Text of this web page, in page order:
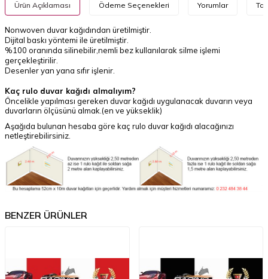
Ürün Açıklaması Ödeme Seçenekleri Yorumlar
Nonwoven duvar kağıdından üretilmiştir.
Dijital baskı yöntemi ile üretilmiştir.
%100 oranında silinebilir,nemli bez kullanılarak silme işlemi
gerçekleştirilir.
Desenler yan yana sıfır işlenir.
Kaç rulo duvar kağıdı almalıyım?
Öncelikle yapılması gereken duvar kağıdı uygulanacak duvarın veya
duvarların ölçüsünü almak.(en ve yükseklik)
Aşağıda bulunan hesaba göre kaç rulo duvar kağıdı alacağınızı
netleştirebilirsiniz.
BENZER ÜRÜNLER